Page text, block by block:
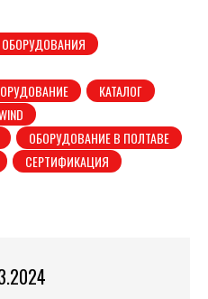
КАТАЛОГ
ОБОРУДОВАНИЕ В ПОЛТАВЕ
СЕРТИФИКАЦИЯ